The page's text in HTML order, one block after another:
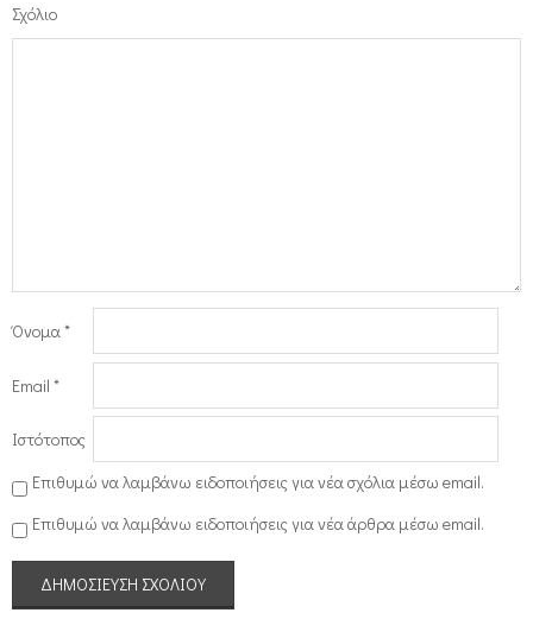
Σχόλιο
Όνομα*
Email *
Ιστότοπος
Επιθυμώ να λαμβάνω ειδοποιήσεις για νέα σχόλια μέσω email.
Επιθυμώ να λαμβάνω ειδοποιήσεις για νέα άρθρα μέσω email.